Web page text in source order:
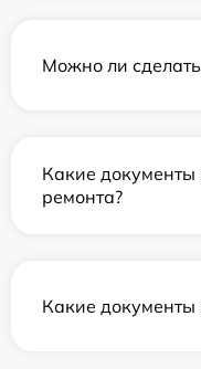
Можно ли
Какие документы
ремонта?
Какие документы